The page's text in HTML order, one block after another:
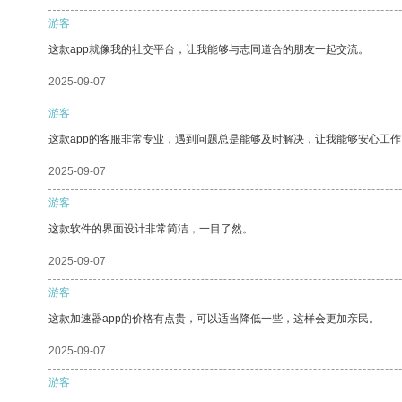
游客
这款app就像我的社交平台，让我能够与志同道合的朋友一起交流。
2025-09-07
游客
这款app的客服非常专业，遇到问题总是能够及时解决，让我能够安心工
2025-09-07
游客
这款软件的界面设计非常简洁，一目了然。
2025-09-07
游客
这款加速器app的价格有点贵，可以适当降低一些，这样会更加亲民。
2025-09-07
游客